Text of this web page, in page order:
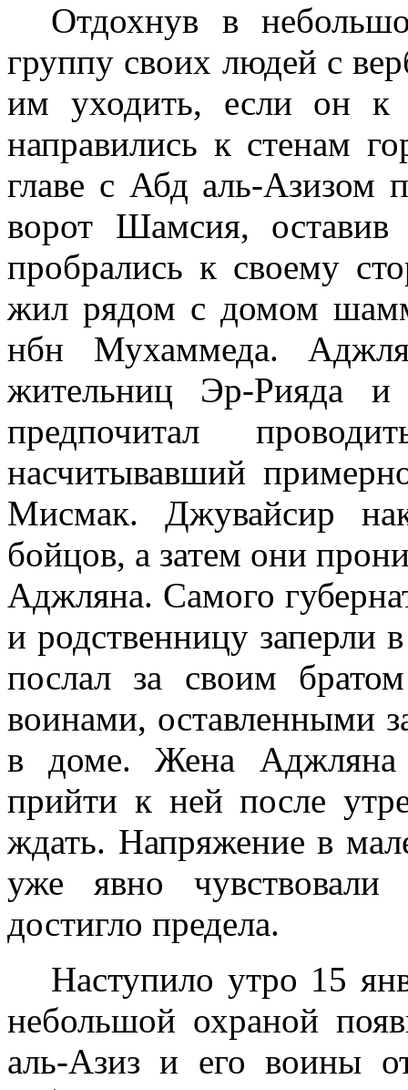
Отдохнув в
группу своих людей с
им уходить, если он к
направились к стенам
главе с Абд аль-Азизом
ворот Шамсия,
пробрались к своему
жил рядом с домом
нбн Му­хаммеда.
жительниц Эр-Рияда
предпочитал
насчитывавший
Мисмак. Джувайсир
бойцов, а затем они
Аджляна. Самого
и родственницу заперли
послал за своим
воинами, оставленными
в доме. Жена Аджляна
прийти к ней после
ждать. Напряжение в
уже явно чувствовали
достигло предела.
Наступило утро 15
небольшой охраной
аль-Азиз и его воины